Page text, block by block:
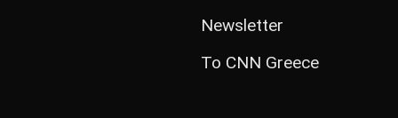
Newsletter
Το CNN Greece